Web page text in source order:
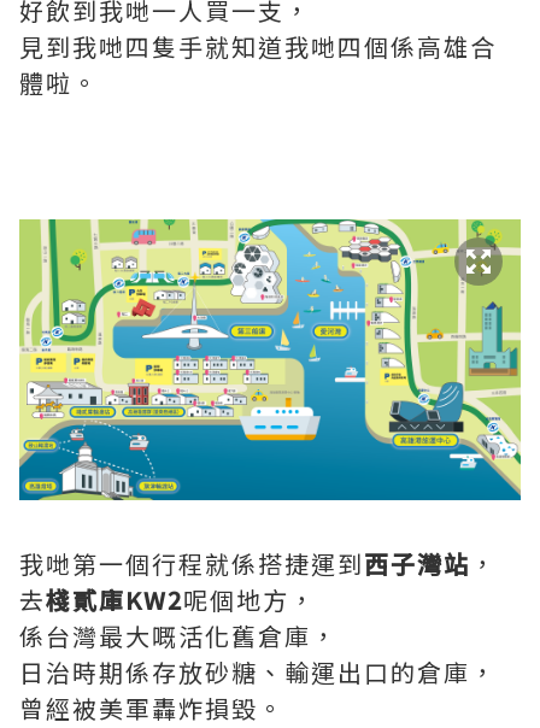
好飲到我哋一人買一支，
見到我哋四隻手就知道我哋四個係高雄合
體啦。
我哋第一個行程就係搭捷運到西子灣站 ，
去棧貳庫KW2呢個地方，
係台灣最大嘅活化舊倉庫，
日治時期係存放砂糖、輸運出口的倉庫，
曾經被美軍轟炸損毀。